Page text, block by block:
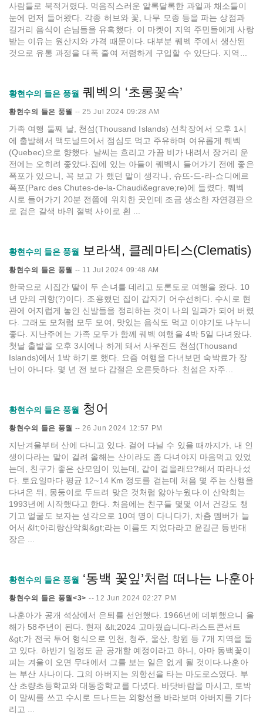
사람들로 북적거렸다. 먹음직스러운 알록달록한 과일과 채소들이
눈에 먼저 들어왔다. 각종 허브와 꽃, 나무 모종 등을 파는 상점과
길거리 음식이 손님들을 유혹했다. 이 마켓이 지역 주민들에게 사랑
받는 이유는 원산지와 가격 때문이다. 대부분 퀘벡 주에서 생산된
것으로 유통 과정을 대폭 줄여 저렴하게 구입할 수 있단다. 지역...
황현수의 들은 풍월 퀘벡의 ‘초롱꽃속’
황현수의 들은 풍월 -- 25 Jul 2024 09:28 AM
가족 여행 둘째 날, 천섬(Thousand Islands) 선착장에서 오후 1시
에 출발해서 맥도널드에서 점심도 먹고 주유하며 여유롭게 퀘벡
(Quebec)으로 향했다. 날씨는 흐리고 가끔 비가 내려서 장거리 운
전에는 오히려 좋았다.집에 있는 아들이 퀘벡시 들어가기 전에 좋은
폭포가 있으니, 꼭 보고 가 했던 말이 생각나, 슈뜨-드-라-쇼디에르
폭포(Parc des Chutes-de-la-Chaudi&egrave;re)에 들렸다. 퀘벡
시로 들어가기 20분 전쯤에 위치한 곳인데 조금 생소한 자연경관으
로 검은 갈색 바위 절벽 사이로 흰 ...
황현수의 들은 풍월 보라색, 클레마티스(Clematis)
황현수의 들은 풍월 -- 11 Jul 2024 09:48 AM
한국으로 시집간 딸이 두 손녀를 데리고 토론토로 여행을 왔다. 10
년 만의 귀향(?)이다. 조용했던 집이 갑자기 어수선하다. 수시로 현
관에 어지럽게 놓인 신발들을 정리하는 것이 나의 일과가 되어 버렸
다. 그래도 모처럼 모두 모여, 맛있는 음식도 먹고 이야기도 나누니
좋다. 지난주에는 가족 모두가 함께 퀘벡 여행을 4박 5일 다녀왔다.
첫날 출발을 오후 3시에나 하게 돼서 사우전드 천섬(Thousand
Islands)에서 1박 하기로 했다. 요즘 여행을 다녀보면 숙박료가 장
난이 아니다. 몇 년 전 보다 갑절은 오른듯하다. 천섬은 자주...
황현수의 들은 풍월 청어
황현수의 들은 풍월 -- 26 Jun 2024 12:57 PM
지난겨울부터 산에 다니고 있다. 걸어 다닐 수 있을 때까지가, 내 인
생이다라는 말이 걸려 올해는 산이라도 좀 다녀야지 마음먹고 있었
는데, 친구가 좋은 산모임이 있는데, 같이 걸을래요?해서 따라나섰
다. 토요일마다 평균 12~14 Km 정도를 걷는데 처음 몇 주는 산행을
다녀온 뒤, 몽둥이로 두드려 맞은 것처럼 앓아누웠다.이 산악회는
1993년에 시작했다고 한다. 처음에는 친구들 몇몇 이서 건강도 챙
기고 얼굴도 보자는 생각으로 10여 명이 다니다가, 차츰 멤버가 늘
어서 &lt;아리랑산악회&gt;라는 이름도 지었다라고 윤길근 등반대
장은 ...
황현수의 들은 풍월 ‘동백 꽃잎’처럼 떠나는 나훈아
황현수의 들은 풍월<3> -- 12 Jun 2024 02:27 PM
나훈아가 공개 석상에서 은퇴를 선언했다. 1966년에 데뷔했으니 올
해가 58주년이 된다. 현재 &lt;2024 고마웠습니다-라스트콘서트
&gt;가 전국 투어 형식으로 인천, 청주, 울산, 창원 등 7개 지역을 돌
고 있다. 하반기 일정도 곧 공개할 예정이라고 하니, 아마 동백꽃이
피는 겨울이 오면 무대에서 그를 보는 일은 없게 될 것이다.나훈아
는 부산 사나이다. 그의 아버지는 외항선을 타는 마도로스였다. 부
산 초량초등학교와 대동중학교를 다녔다. 바닷바람을 마시고, 토박
이 말씨를 쓰고 수시로 드나드는 외항선을 바라보며 아버지를 기다
리고 ...